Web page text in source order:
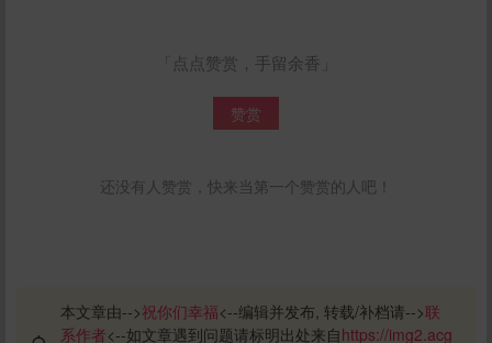
「点点赞赏，手留余香」
赞赏
还没有人赞赏，快来当第一个赞赏的人吧！
本文章由-->祝你们幸福<--编辑并发布, 转载/补档请-->联
系作者<--如文章遇到问题请标明出处来自https://img2.acg